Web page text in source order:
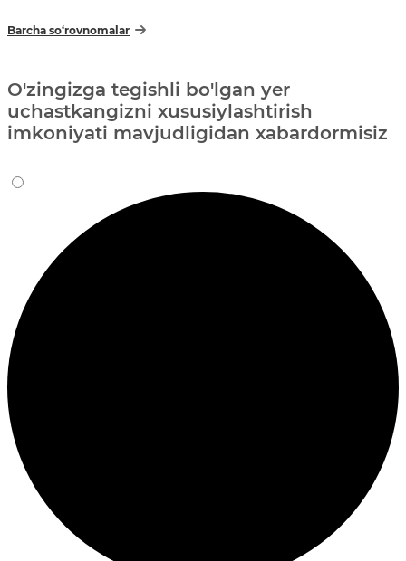
Barcha so‘rovnomalar
O'zingizga tegishli bo'lgan yer
uchastkangizni xususiylashtirish
imkoniyati mavjudligidan xabardormisiz